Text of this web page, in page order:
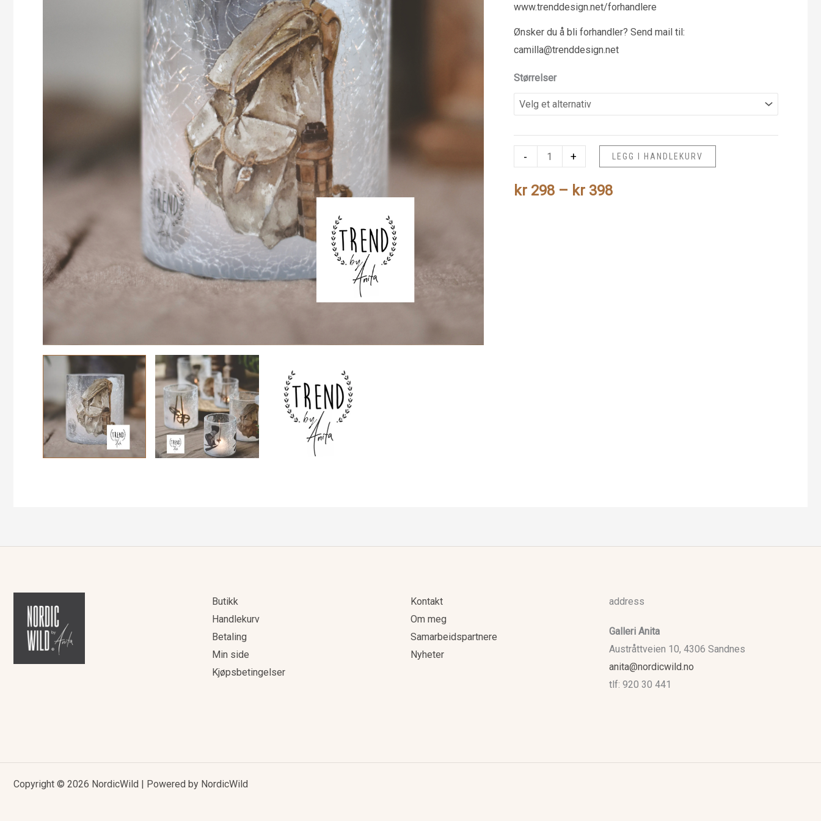
www.trenddesign.net/forhandlere
Ønsker du å bli forhandler? Send mail til:
camilla@trenddesign.net
Størrelser
-
ludviksekk
+ LEGG I HANDLEKURV
kr298 – kr398Prisområde:
Butikk
Handlekurv
Betaling
Min side
Kjøpsbetingelser
Kontakt
Om meg
Samarbeidspartnere
Nyheter
address
Galleri Anita
Austråttveien 10, 4306 Sandnes
anita@nordicwild.no
tlf: 920 30 441
Copyright © 2026 NordicWild | Powered by NordicWild